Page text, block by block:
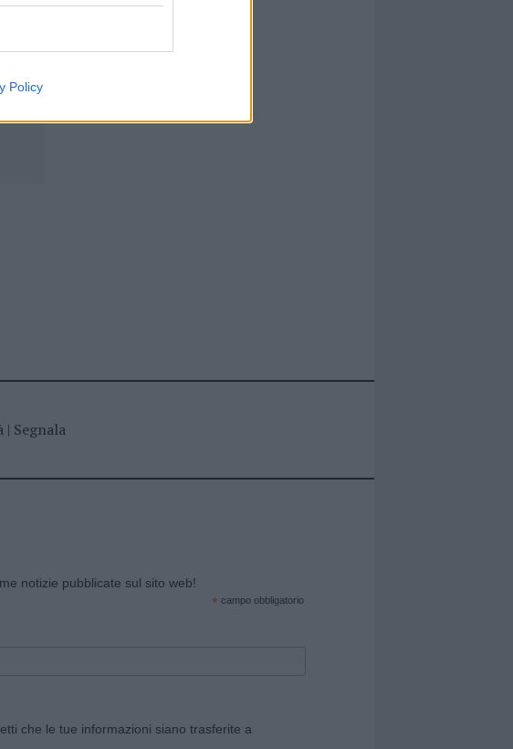
Policy
| Segnala
notizie pubblicate sul sito web!
* campo obbligatorio
che le tue informazioni siano trasferite a